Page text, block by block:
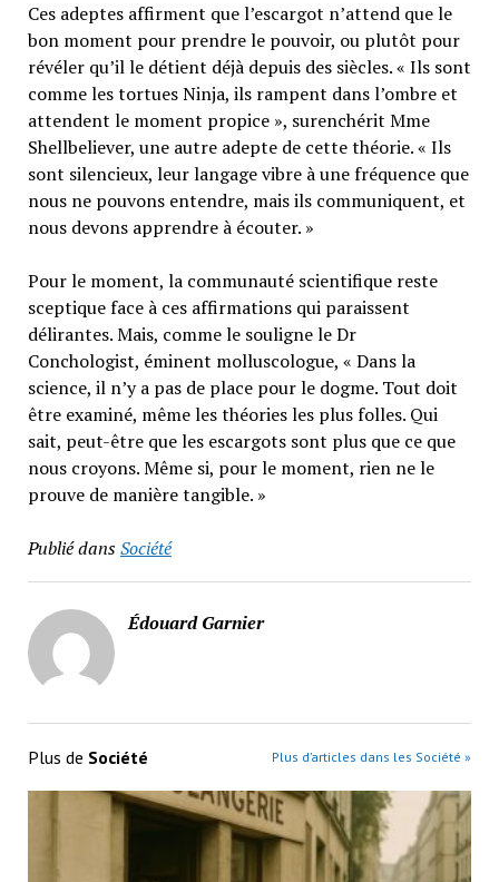
Ces adeptes affirment que l’escargot n’attend que le
bon moment pour prendre le pouvoir, ou plutôt pour
révéler qu’il le détient déjà depuis des siècles. « Ils sont
comme les tortues Ninja, ils rampent dans l’ombre et
attendent le moment propice », surenchérit Mme
Shellbeliever, une autre adepte de cette théorie. « Ils
sont silencieux, leur langage vibre à une fréquence que
nous ne pouvons entendre, mais ils communiquent, et
nous devons apprendre à écouter. »
Pour le moment, la communauté scientifique reste
sceptique face à ces affirmations qui paraissent
délirantes. Mais, comme le souligne le Dr
Conchologist, éminent molluscologue, « Dans la
science, il n’y a pas de place pour le dogme. Tout doit
être examiné, même les théories les plus folles. Qui
sait, peut-être que les escargots sont plus que ce que
nous croyons. Même si, pour le moment, rien ne le
prouve de manière tangible. »
Publié dansSociété
Édouard Garnier
Plus de Société Plus d’articles dans les Société »